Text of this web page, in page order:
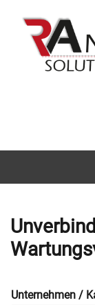
Unternehmen /